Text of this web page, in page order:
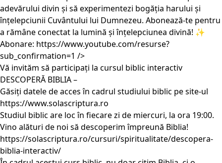
adevărului divin și să experimentezi bogăția harului și
înțelepciunii Cuvântului lui Dumnezeu. Abonează-te pentru
a rămâne conectat la lumină și înțelepciunea divină! ✨
Abonare: https://www.youtube.com/resurse?
sub_confirmation=1 />
Vă invităm să participați la cursul biblic interactiv
DESCOPERĂ BIBLIA –
Găsiți datele de acces în cadrul studiului biblic pe site-ul
https://www.solascriptura.ro
Studiul biblic are loc în fiecare zi de miercuri, la ora 19:00.
Vino alături de noi să descoperim împreună Biblia!
https://solascriptura.ro/cursuri/spiritualitate/descopera-
biblia-interactiv/